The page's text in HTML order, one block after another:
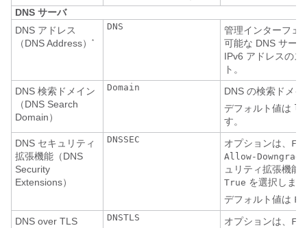
DNS サーバ
DNS アドレス
（DNS Address）
*
DNS
管理インターフェ
可能な DNS サー
IPv6 アドレスの
ト。
DNS 検索ドメイン
（DNS Search
Domain）
Domain
DNS の検索ドメイ
デフォルト値は
す。
DNS セキュリティ
拡張機能（DNS
Security
Extensions）
DNSSEC オプションは、
Allow-Downgrade
ュリティ拡張機能
True を選択しま
デフォルト値は
DNS over TLS DNSTLS オプションは、